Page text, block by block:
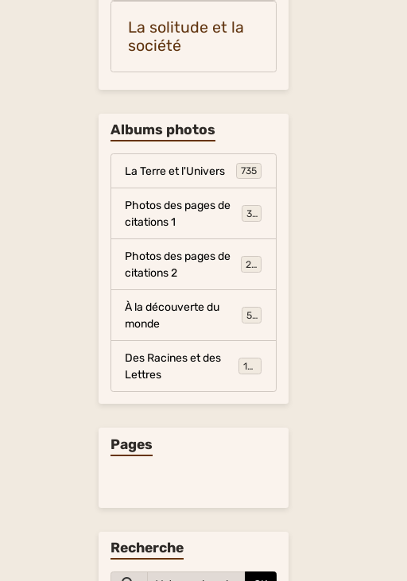
La solitude et la
société
Albums photos
La Terre et l'Univers 735
Photos des pages de
citations 1
317
Photos des pages de
citations 2
281
À la découverte du
monde
54
Des Racines et des
Lettres
134
Pages
Recherche